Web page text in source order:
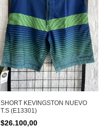
SHORT KEVINGSTON NUEVO
T.S (E13301)
$26.100,00